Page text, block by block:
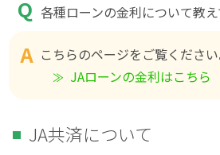
各種ローンの金利について教え
こちらのページをご覧ください
JAローンの金利はこちら
JA共済について